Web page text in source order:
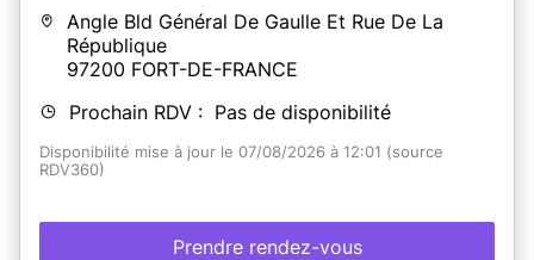
Angle Bld Général De Gaulle Et Rue De La
République
97200 FORT-DE-FRANCE
Prochain RDV : Pas de disponibilité
Disponibilité mise à jour le 07/08/2026 à 12:01 (source
RDV360)
Prendre rendez-vous